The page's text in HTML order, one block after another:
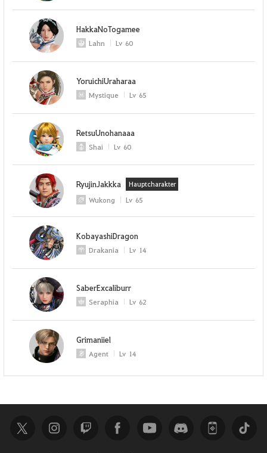
HakkaNoTogamee
Lahn Lv 60
YoruichiUraharaa
Mystique Lv 65
RetsuUnohanaaa
Shai Lv 60
RyujinJakkka Hauptcharakter
Wukong Lv 65
KobayashiDragon
Drakania Lv 14
SaberExcaliburr
Seraphia Lv 62
Grimaniiel
Agent Lv 14